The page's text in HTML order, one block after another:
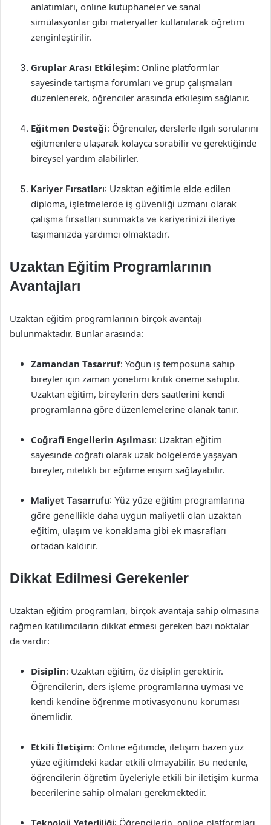
anlatımları, online kütüphaneler ve sanal
simülasyonlar gibi materyaller kullanılarak öğretim
zenginleştirilir.
Gruplar Arası Etkileşim: Online platformlar
sayesinde tartışma forumları ve grup çalışmaları
düzenlenerek, öğrenciler arasında etkileşim sağlanır.
Eğitmen Desteği: Öğrenciler, derslerle ilgili sorularını
eğitmenlere ulaşarak kolayca sorabilir ve gerektiğinde
bireysel yardım alabilirler.
Kariyer Fırsatları: Uzaktan eğitimle elde edilen
diploma, işletmelerde iş güvenliği uzmanı olarak
çalışma fırsatları sunmakta ve kariyerinizi ileriye
taşımanızda yardımcı olmaktadır.
Uzaktan Eğitim Programlarının
Avantajları
Uzaktan eğitim programlarının birçok avantajı
bulunmaktadır. Bunlar arasında:
Zamandan Tasarruf: Yoğun iş temposuna sahip
bireyler için zaman yönetimi kritik öneme sahiptir.
Uzaktan eğitim, bireylerin ders saatlerini kendi
programlarına göre düzenlemelerine olanak tanır.
Coğrafi Engellerin Aşılması: Uzaktan eğitim
sayesinde coğrafi olarak uzak bölgelerde yaşayan
bireyler, nitelikli bir eğitime erişim sağlayabilir.
Maliyet Tasarrufu: Yüz yüze eğitim programlarına
göre genellikle daha uygun maliyetli olan uzaktan
eğitim, ulaşım ve konaklama gibi ek masrafları
ortadan kaldırır.
Dikkat Edilmesi Gerekenler
Uzaktan eğitim programları, birçok avantaja sahip olmasına
rağmen katılımcıların dikkat etmesi gereken bazı noktalar
da vardır:
Disiplin: Uzaktan eğitim, öz disiplin gerektirir.
Öğrencilerin, ders işleme programlarına uyması ve
kendi kendine öğrenme motivasyonunu koruması
önemlidir.
Etkili İletişim: Online eğitimde, iletişim bazen yüz
yüze eğitimdeki kadar etkili olmayabilir. Bu nedenle,
öğrencilerin öğretim üyeleriyle etkili bir iletişim kurma
becerilerine sahip olmaları gerekmektedir.